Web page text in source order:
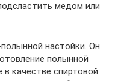
медом или
настойки. Он
полынной
в качестве спиртовой